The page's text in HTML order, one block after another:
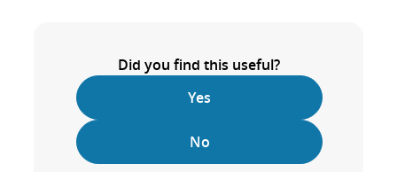
Did you find this useful?
Yes
No